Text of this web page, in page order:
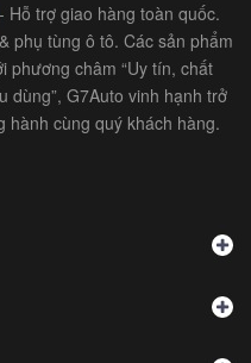
Hỗ trợ giao hàng toàn quốc.
phụ tùng ô tô. Các sản phẩm
phương châm “Uy tín, chất
dùng”, G7Auto vinh hạnh trở
hành cùng quý khách hàng.